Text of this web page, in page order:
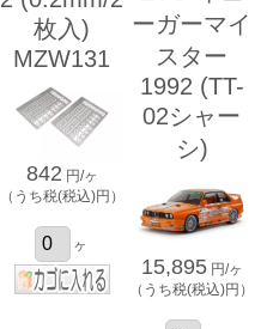
枚入)
MZW131
842 円/ヶ
（うち税(税込)円）
ヶ
ーガーマイ
スター
1992 (TT-
02シャー
シ)
15,895 円/ヶ
（うち税(税込)円）